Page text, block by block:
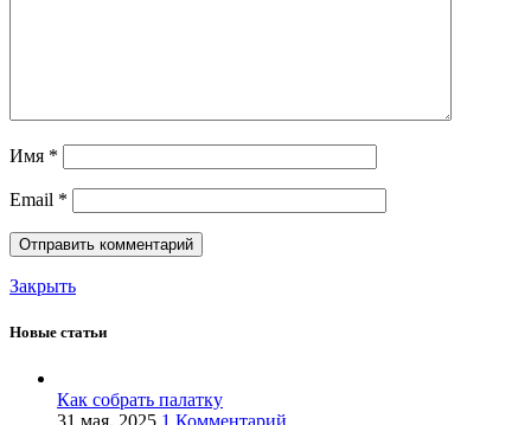
Имя *
Email *
Закрыть
Новые статьи
Как собрать палатку